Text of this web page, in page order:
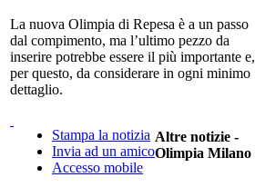
La nuova Olimpia di Repesa è a un passo
dal compimento, ma l’ultimo pezzo da
inserire potrebbe essere il più importante e,
per questo, da considerare in ogni minimo
dettaglio.
Stampa la notizia
Invia ad un amico
Accesso mobile
Altre notizie -
Olimpia Milano